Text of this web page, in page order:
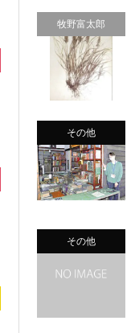
牧野富太郎
その他
その他